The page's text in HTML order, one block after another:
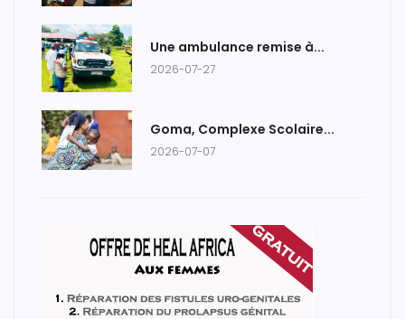
Une ambulance remise à...
2026-07-27
Goma, Complexe Scolaire...
2026-07-07